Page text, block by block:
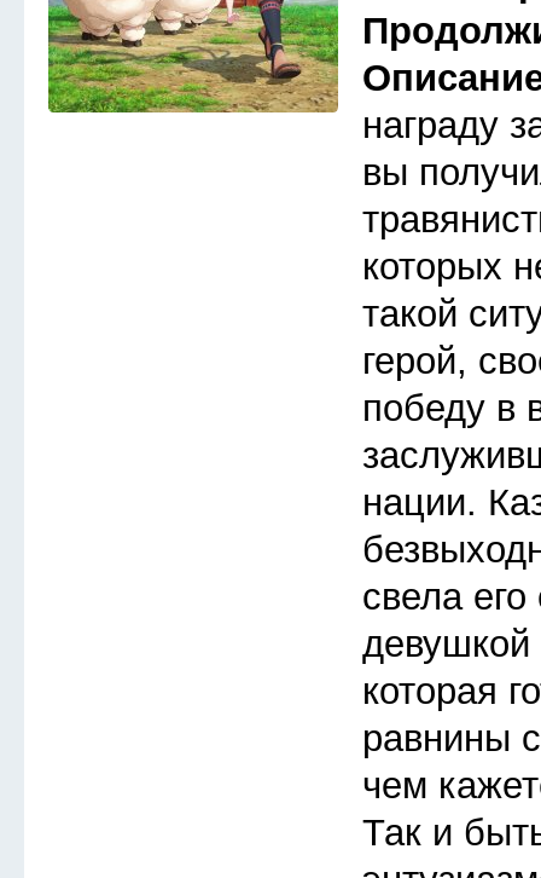
награду
вы
которых
такой
герой,
победу в
нации.
свела его
которая
равнины
чем
Так и